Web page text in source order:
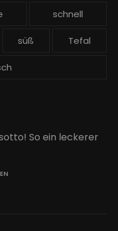
schnell
süß Tefal
So ein leckerer